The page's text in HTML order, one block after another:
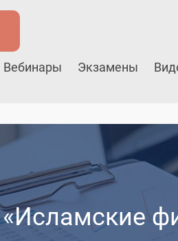
Вебинары Экзамены